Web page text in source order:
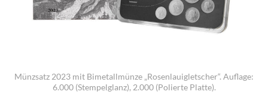
Münzsatz 2023 mit Bimetallmünze „Rosenlauigletscher“. Auflage:
6.000 (Stempelglanz), 2.000 (Polierte Platte).